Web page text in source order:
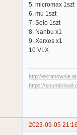
5. micromax 1szt
6. mu 1szt
7. Solo 1szt
8. Nanbu x1
9. Xerxes x1
10 VLX
http://
https://
2023-09-05